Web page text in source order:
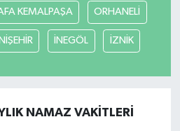
KEMALPAŞA ORHANELİ
İNEGÖL İZNİK
NAMAZ VAKITLERI